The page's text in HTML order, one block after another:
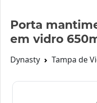
Porta
em vidro
Dynasty Tampa de